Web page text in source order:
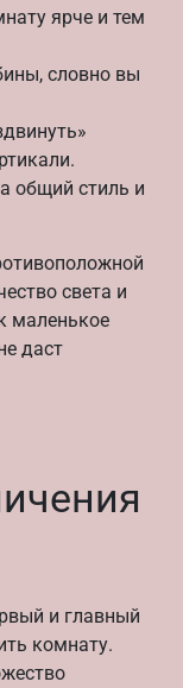
ярче и тем
словно вы
общий стиль и
света и
маленькое
даст
и главный
комнату.